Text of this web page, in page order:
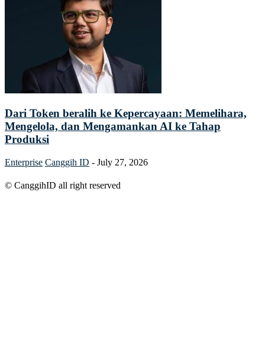
Dari Token beralih ke Kepercayaan: Memelihara,
Mengelola, dan Mengamankan AI ke Tahap
Produksi
Enterprise Canggih ID - July 27, 2026
© CanggihID all right reserved